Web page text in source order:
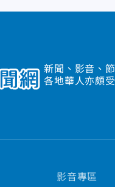
新聞、影音、
各地華人亦頗
影音專區